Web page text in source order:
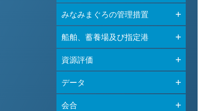
みなみまぐろの管理措置
船舶、蓄養場及び指定港
資源評価
データ
会合